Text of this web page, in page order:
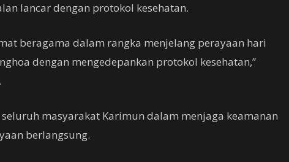
lancar dengan protokol kesehatan.
beragama dalam rangka menjelang perayaan hari
dengan mengedepankan protokol kesehatan,”
masyarakat Karimun dalam menjaga keamanan
berlangsung.